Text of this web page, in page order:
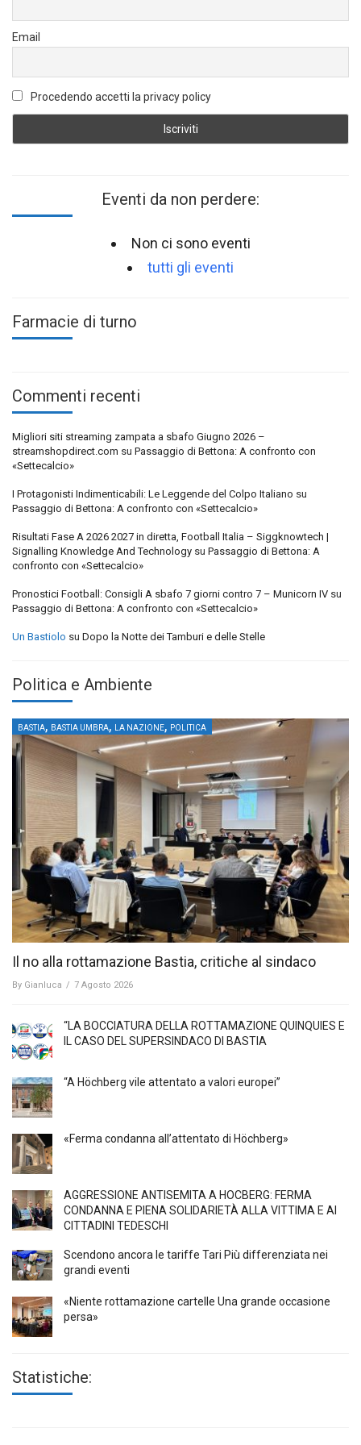
Email
Procedendo accetti la privacy policy
Eventi da non perdere:
Non ci sono eventi
tutti gli eventi
Farmacie di turno
Commenti recenti
Migliori siti streaming zampata a sbafo Giugno 2026 –
streamshopdirect.com su Passaggio di Bettona: A confronto con
«Settecalcio»
I Protagonisti Indimenticabili: Le Leggende del Colpo Italiano su
Passaggio di Bettona: A confronto con «Settecalcio»
Risultati Fase A 2026 2027 in diretta, Football Italia – Siggknowtech |
Signalling Knowledge And Technology su Passaggio di Bettona: A
confronto con «Settecalcio»
Pronostici Football: Consigli A sbafo 7 giorni contro 7 – Municorn IV su
Passaggio di Bettona: A confronto con «Settecalcio»
Un Bastiolo su Dopo la Notte dei Tamburi e delle Stelle
Politica e Ambiente
BASTIA, BASTIA UMBRA, LA NAZIONE, POLITICA
Il no alla rottamazione Bastia, critiche al sindaco
By Gianluca / 7 Agosto 2026
“LA BOCCIATURA DELLA ROTTAMAZIONE QUINQUIES E
IL CASO DEL SUPERSINDACO DI BASTIA
“A Höchberg vile attentato a valori europei”
«Ferma condanna all’attentato di Höchberg»
AGGRESSIONE ANTISEMITA A HÖCBERG: FERMA
CONDANNA E PIENA SOLIDARIETÀ ALLA VITTIMA E AI
CITTADINI TEDESCHI
Scendono ancora le tariffe Tari Più differenziata nei
grandi eventi
«Niente rottamazione cartelle Una grande occasione
persa»
Statistiche: